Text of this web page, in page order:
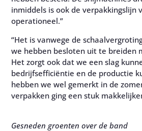
inmiddels is ook de verpakkingslijn
operationeel.”
“Het is vanwege de
we hebben besloten uit te breiden
Het zorgt ook dat we een slag
bedrijfsefficiëntie en de productie
hebben we wel gemerkt in de
verpakken ging een stuk
Gesneden groenten over de band